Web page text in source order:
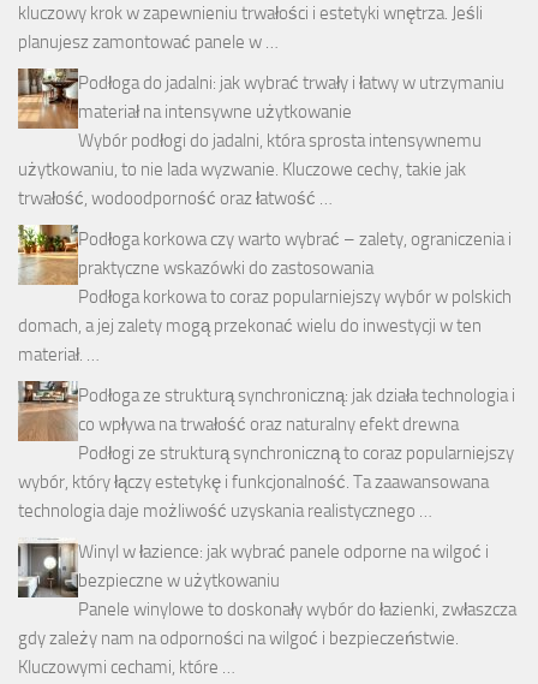
kluczowy krok w zapewnieniu trwałości i estetyki wnętrza. Jeśli
planujesz zamontować panele w …
Podłoga do jadalni: jak wybrać trwały i łatwy w utrzymaniu
materiał na intensywne użytkowanie
Wybór podłogi do jadalni, która sprosta intensywnemu
użytkowaniu, to nie lada wyzwanie. Kluczowe cechy, takie jak
trwałość, wodoodporność oraz łatwość …
Podłoga korkowa czy warto wybrać – zalety, ograniczenia i
praktyczne wskazówki do zastosowania
Podłoga korkowa to coraz popularniejszy wybór w polskich
domach, a jej zalety mogą przekonać wielu do inwestycji w ten
materiał. …
Podłoga ze strukturą synchroniczną: jak działa technologia i
co wpływa na trwałość oraz naturalny efekt drewna
Podłogi ze strukturą synchroniczną to coraz popularniejszy
wybór, który łączy estetykę i funkcjonalność. Ta zaawansowana
technologia daje możliwość uzyskania realistycznego …
Winyl w łazience: jak wybrać panele odporne na wilgoć i
bezpieczne w użytkowaniu
Panele winylowe to doskonały wybór do łazienki, zwłaszcza
gdy zależy nam na odporności na wilgoć i bezpieczeństwie.
Kluczowymi cechami, które …